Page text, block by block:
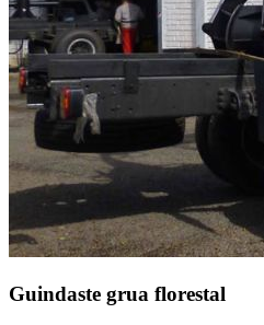
Guindaste grua florestal